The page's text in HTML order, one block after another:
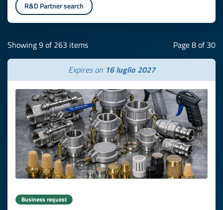
R&D Partner search
Showing 9 of 263 items Page 8 of 30
Expires on 16 luglio 2027
Business request